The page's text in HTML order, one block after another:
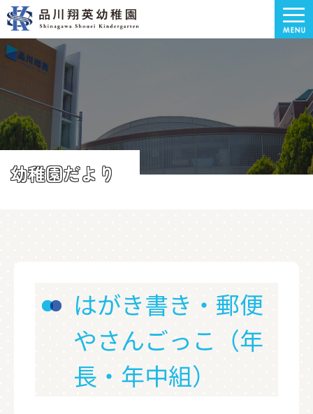
幼稚園だより
はがき書き・郵便
やさんごっこ（年
長・年中組）